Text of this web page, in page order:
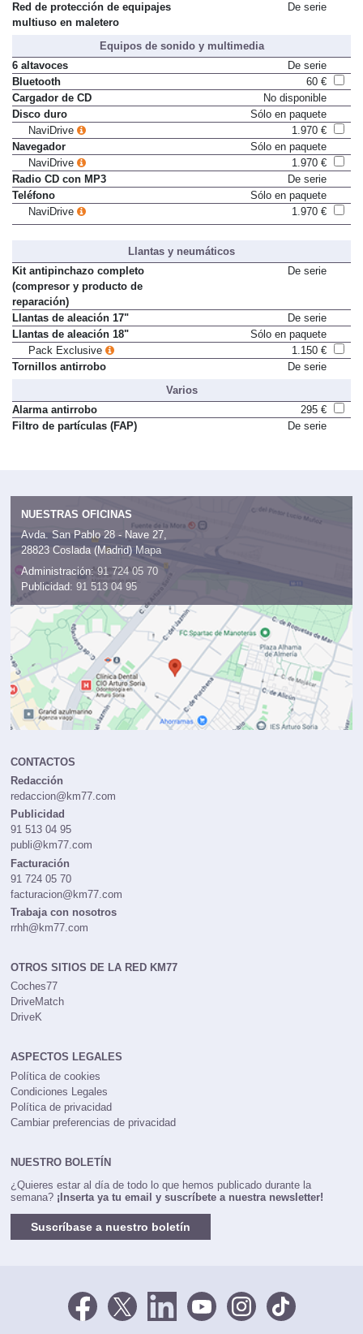
Red de protección de equipajes
multiuso en maletero
De serie
Equipos de sonido y multimedia
6 altavoces
De serie
Bluetooth
60 €
Cargador de CD
No disponible
Disco duro
Sólo en paquete
NaviDrive
1.970 €
Navegador
Sólo en paquete
NaviDrive
1.970 €
Radio CD con MP3
De serie
Teléfono
Sólo en paquete
NaviDrive
1.970 €
Llantas y neumáticos
Kit antipinchazo completo
(compresor y producto de
reparación)
De serie
Llantas de aleación 17"
De serie
Llantas de aleación 18"
Sólo en paquete
Pack Exclusive
1.150 €
Tornillos antirrobo
De serie
Varios
Alarma antirrobo
295 €
Filtro de partículas (FAP)
De serie
NUESTRAS OFICINAS
Avda. San Pablo 28 - Nave 27,
28823 Coslada (Madrid) Mapa
Administración: 91 724 05 70
Publicidad: 91 513 04 95
CONTACTOS
Redacción
redaccion@km77.com
Publicidad
91 513 04 95
publi@km77.com
Facturación
91 724 05 70
facturacion@km77.com
Trabaja con nosotros
rrhh@km77.com
OTROS SITIOS DE LA RED KM77
Coches77
DriveMatch
DriveK
ASPECTOS LEGALES
Política de cookies
Condiciones Legales
Política de privacidad
Cambiar preferencias de privacidad
NUESTRO BOLETÍN
¿Quieres estar al día de todo lo que hemos publicado durante la
semana? ¡Inserta ya tu email y suscríbete a nuestra newsletter!
Suscríbase a nuestro boletín